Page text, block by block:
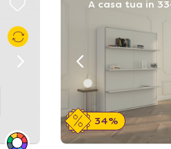
A casa tua in
34%